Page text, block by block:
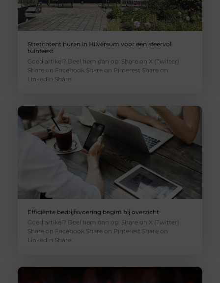
Stretchtent huren in Hilversum voor een sfeervol
tuinfeest
Goed artikel? Deel hem dan op: Share on X (Twitter)
Share on Facebook Share on Pinterest Share on
LinkedIn Share
Efficiënte bedrijfsvoering begint bij overzicht
Goed artikel? Deel hem dan op: Share on X (Twitter)
Share on Facebook Share on Pinterest Share on
LinkedIn Share